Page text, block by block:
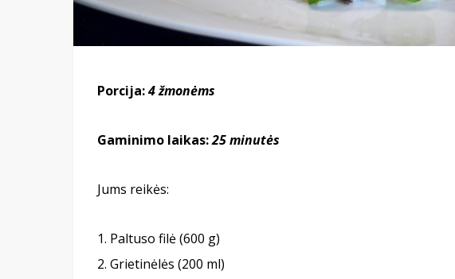
Porcija:4žmonėms
Gaminimo laikas:25 minutės
Jums reikės:
Paltuso filė (600 g)
Grietinėlės (200 ml)